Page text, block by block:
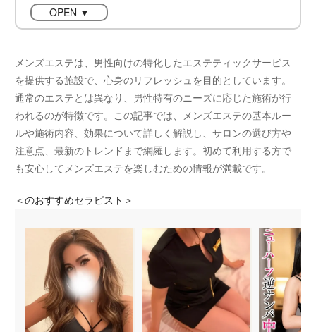
OPEN ▼
メンズエステは、男性向けの特化したエステティックサービス
を提供する施設で、心身のリフレッシュを目的としています。
通常のエステとは異なり、男性特有のニーズに応じた施術が行
われるのが特徴です。この記事では、メンズエステの基本ルー
ルや施術内容、効果について詳しく解説し、サロンの選び方や
注意点、最新のトレンドまで網羅します。初めて利用する方で
も安心してメンズエステを楽しむための情報が満載です。
＜のおすすめセラピスト＞